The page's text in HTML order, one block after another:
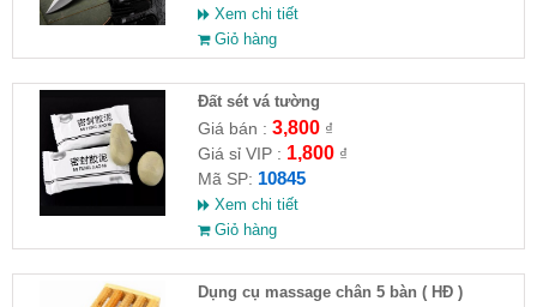
Xem chi tiết
Giỏ hàng
Đất sét vá tường
Giá bán : 3,800₫
Giá sỉ VIP : 1,800₫
Mã SP: 10845
Xem chi tiết
Giỏ hàng
Dụng cụ massage chân 5 bàn ( HĐ )